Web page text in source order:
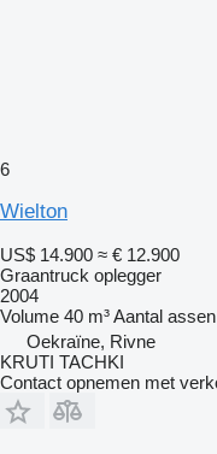
6
Wielton
US$ 14.900 ≈ € 12.900
Graantruck oplegger
2004
Volume 40 m³Aantal assen
Oekraïne, Rivne
KRUTI TACHKI
Contact opnemen met